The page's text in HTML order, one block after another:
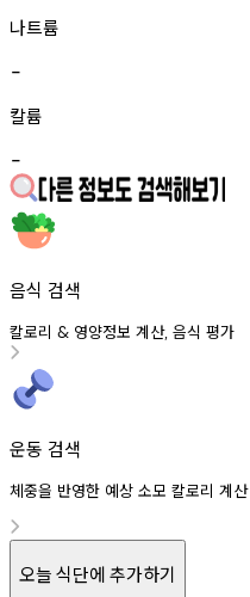
나트륨
-
칼륨
-
음식 검색
칼로리 & 영양정보 계산, 음식 평가
운동 검색
체중을 반영한 예상 소모 칼로리 계산
오늘 식단에 추가하기